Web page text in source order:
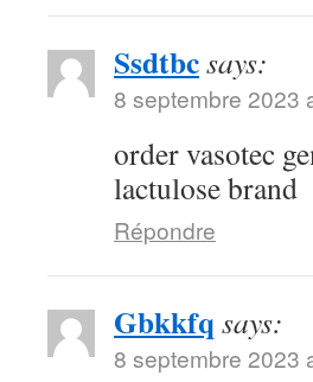
Ssdtbcsays:
8 septembre 2023
order vasotec
lactulose brand
Répondre
Gbkkfq says:
8 septembre 2023